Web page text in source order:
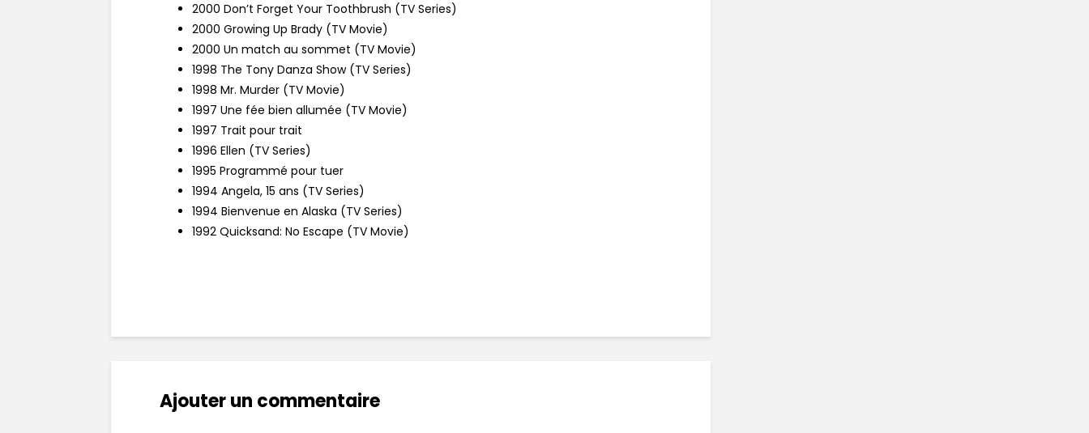
2000 Don’t Forget Your Toothbrush (TV Series)
2000 Growing Up Brady (TV Movie)
2000 Un match au sommet (TV Movie)
1998 The Tony Danza Show (TV Series)
1998 Mr. Murder (TV Movie)
1997 Une fée bien allumée (TV Movie)
1997 Trait pour trait
1996 Ellen (TV Series)
1995 Programmé pour tuer
1994 Angela, 15 ans (TV Series)
1994 Bienvenue en Alaska (TV Series)
1992 Quicksand: No Escape (TV Movie)
Ajouter un commentaire